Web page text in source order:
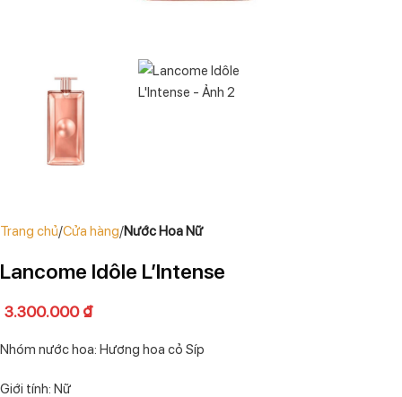
Trang chủ Cửa hàng Nước Hoa Nữ
Lancome Idôle L’Intense
3.300.000₫
Nhóm nước hoa: Hương hoa cỏ Síp
Giới tính: Nữ